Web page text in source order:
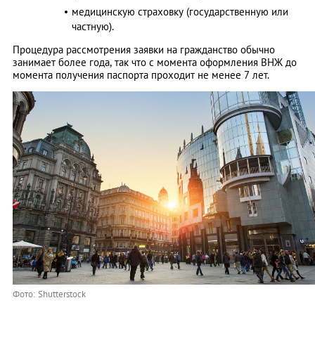
медицинскую страховку (государственную или
частную).
Процедура рассмотрения заявки на гражданство обычно
занимает более года, так что с момента оформления ВНЖ до
момента получения паспорта проходит не менее 7 лет.
Фото: Shutterstock